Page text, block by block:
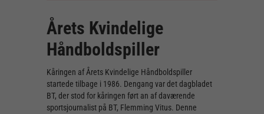
Årets Kvindelige
Håndboldspiller
Kåringen af Årets Kvindelige Håndboldspiller
startede tilbage i 1986. Dengang var det dagbladet
BT, der stod for kåringen ført an af daværende
sportsjournalist på BT, Flemming Vitus. Denne